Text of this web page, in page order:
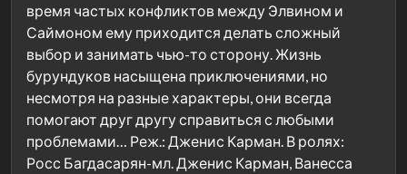
время частых конфликтов между Элвином и
Саймоном ему приходится делать сложный
выбор и занимать чью-то сторону. Жизнь
бурундуков насыщена приключениями, но
несмотря на разные характеры, они всегда
помогают друг другу справиться с любыми
проблемами… Реж.: Дженис Карман. В ролях:
Росс Багдасарян-мл. Дженис Карман, Ванесса